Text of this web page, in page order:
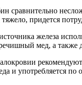
сравнительно
тяжело, придется
железа
мед, а также
и употребляется